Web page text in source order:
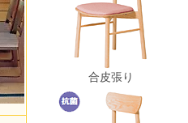
合皮張り